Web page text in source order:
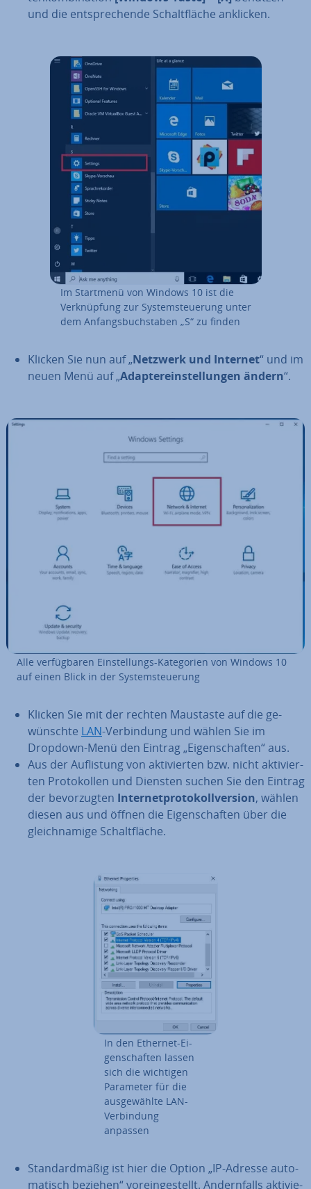
und die ent­spre­chen­de Schalt­flä­che anklicken.
Im Startmenü von Windows 10 ist die
Ver­knüp­fung zur Sys­tem­steue­rung unter
dem An­fangs­buch­sta­ben „S“ zu finden
Klicken Sie nun auf „Netzwerk und Internet“ und im
neuen Menü auf „Ad­ap­t­er­ein­stel­lun­gen ändern“.
Alle ver­füg­ba­ren Ein­stel­lungs-Ka­te­go­rien von Windows 10
auf einen Blick in der Sys­tem­steue­rung
Klicken Sie mit der rechten Maustaste auf die ge­
wünsch­te LAN-Ver­bin­dung und wählen Sie im
Dropdown-Menü den Eintrag „Ei­gen­schaf­ten“ aus.
Aus der Auf­lis­tung von ak­ti­vier­ten bzw. nicht ak­ti­vier­
ten Pro­to­kol­len und Diensten suchen Sie den Eintrag
der be­vor­zug­ten In­ter­net­pro­to­koll­ver­si­on, wählen
diesen aus und öffnen die Ei­gen­schaf­ten über die
gleich­na­mi­ge Schalt­flä­che.
In den Ethernet-Ei­
gen­schaf­ten lassen
sich die wichtigen
Parameter für die
aus­ge­wähl­te LAN-
Ver­bin­dung
anpassen
Stan­dard­mä­ßig ist hier die Option „IP-Adresse au­to­
ma­tisch beziehen“ vor­ein­ge­stellt. An­dern­falls ak­ti­vie­